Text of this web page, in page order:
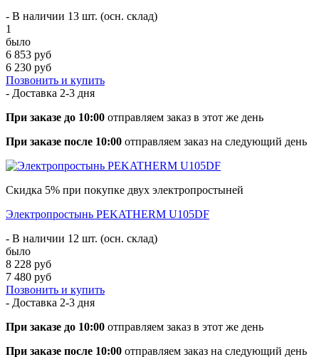
- В наличии 13 шт. (осн. склад)
1
было
6 853 руб
6 230 руб
Позвонить и купить
- Доставка 2-3 дня
При заказе до 10:00 отправляем заказ в этот же день
При заказе после 10:00 отправляем заказ на следующий день
Скидка 5% при покупке двух электропростыней
Электропростынь PEKATHERM U105DF
- В наличии 12 шт. (осн. склад)
было
8 228 руб
7 480 руб
Позвонить и купить
- Доставка 2-3 дня
При заказе до 10:00 отправляем заказ в этот же день
При заказе после 10:00 отправляем заказ на следующий день